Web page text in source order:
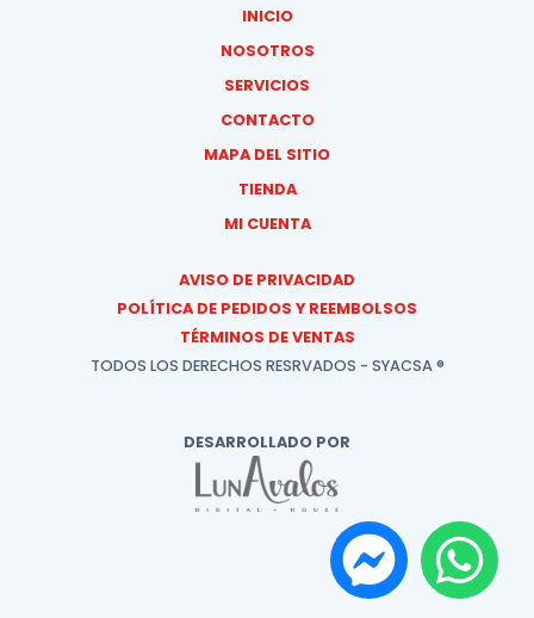
INICIO
NOSOTROS
SERVICIOS
CONTACTO
MAPA DEL SITIO
TIENDA
MI CUENTA
AVISO DE PRIVACIDAD
POLÍTICA DE PEDIDOS Y REEMBOLSOS
TÉRMINOS DE VENTAS
TODOS LOS DERECHOS RESRVADOS - SYACSA ®
DESARROLLADO POR